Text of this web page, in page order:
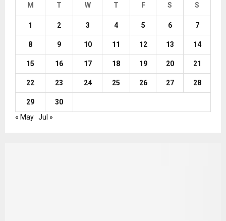
M T W T F S S
1 2 3 4 5 6 7
8 9 10 11 12 13 14
15 16 17 18 19 20 21
22 23 24 25 26 27 28
29
30
« May Jul »